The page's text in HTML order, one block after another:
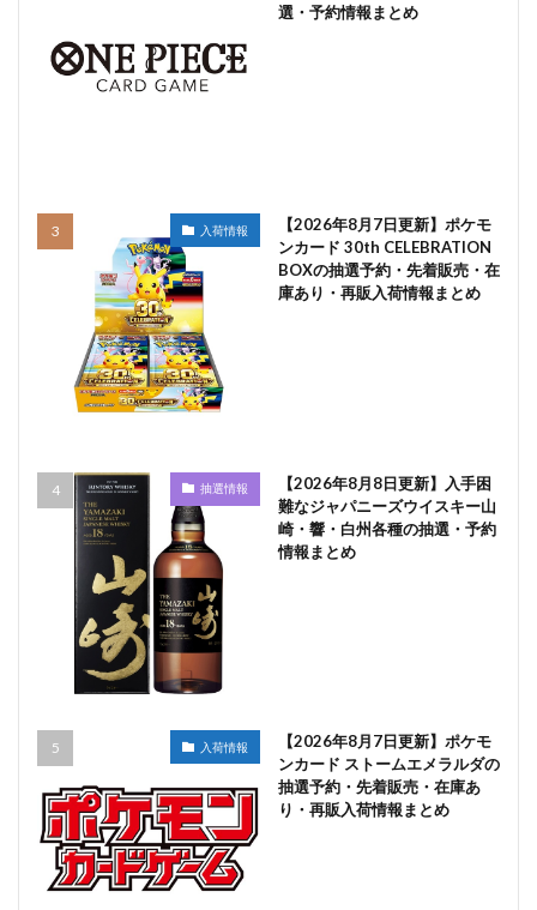
選・予約情報まとめ
入荷情報
【2026年8月7日更新】ポケモ
ンカード 30th CELEBRATION
BOXの抽選予約・先着販売・在
庫あり・再販入荷情報まとめ
抽選情報
【2026年8月8日更新】入手困
難なジャパニーズウイスキー山
崎・響・白州各種の抽選・予約
情報まとめ
入荷情報
【2026年8月7日更新】ポケモ
ンカード ストームエメラルダの
抽選予約・先着販売・在庫あ
り・再販入荷情報まとめ